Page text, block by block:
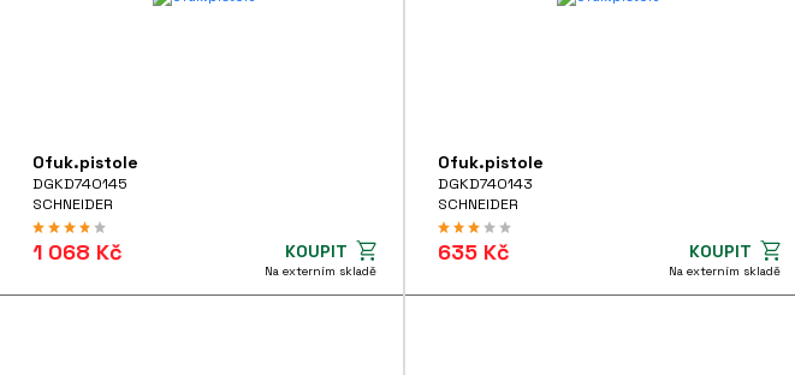
Ofuk.pistole
DGKD740145
SCHNEIDER
1 068 Kč KOUPIT
Na externím skladě
Ofuk.pistole
DGKD740143
SCHNEIDER
635 Kč KOUPIT
Na externím skladě